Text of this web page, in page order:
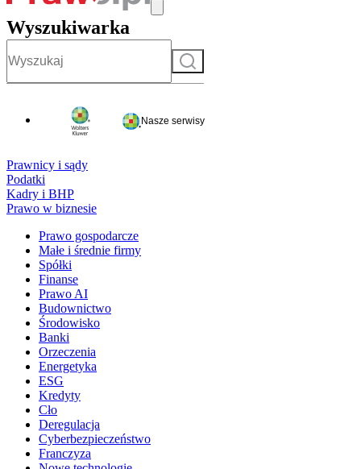
Wyszukiwarka
Szukaj
Nasze serwisy
Prawnicy i sądy
Podatki
Kadry i BHP
Prawo w biznesie
Prawo gospodarcze
Małe i średnie firmy
Spółki
Finanse
Prawo AI
Budownictwo
Środowisko
Banki
Orzeczenia
Energetyka
ESG
Kredyty
Cło
Deregulacja
Cyberbezpieczeństwo
Franczyza